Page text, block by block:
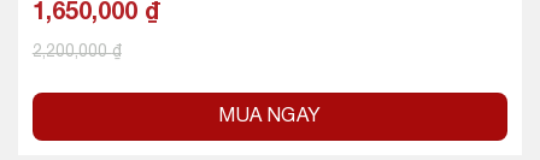
1,650,000 ₫
2,200,000₫
MUA NGAY